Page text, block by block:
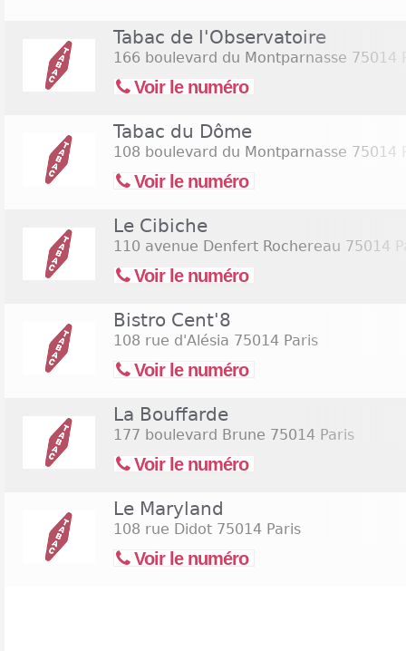
services de ces espaces publics. On compte 6
dimanche. Cliquez sur le lien suivant pour
14 ouverts le samedi 15 août 2026(Assomption)
Tabac de l'Observatoire
166 boulevard du Montparnasse 75014
Voir le numéro
Tabac du Dôme
108 boulevard du Montparnasse 75014
Voir le numéro
Le Cibiche
110 avenue Denfert Rochereau 75014
Voir le numéro
Bistro Cent'8
108 rue d'Alésia 75014 Paris
Voir le numéro
La Bouffarde
177 boulevard Brune 75014 Paris
Voir le numéro
Le Maryland
108 rue Didot 75014 Paris
Voir le numéro